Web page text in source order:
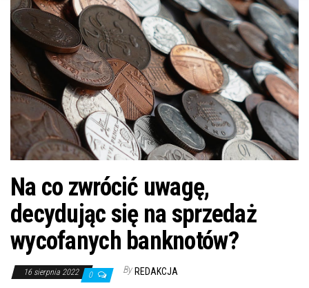
Na co zwrócić uwagę,
decydując się na sprzedaż
wycofanych banknotów?
16 sierpnia 2022 0 By REDAKCJA